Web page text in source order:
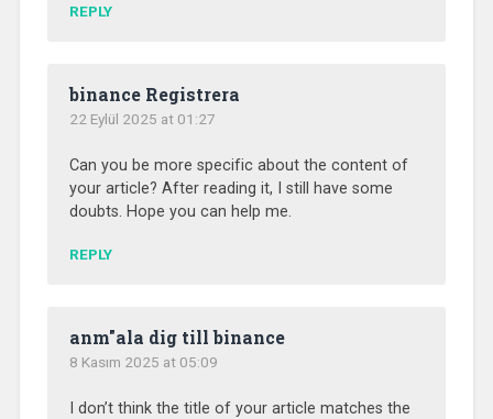
REPLY
binance Registrera
22 Eylül 2025 at 01:27
Can you be more specific about the content of
your article? After reading it, I still have some
doubts. Hope you can help me.
REPLY
anm"ala dig till binance
8 Kasım 2025 at 05:09
I don’t think the title of your article matches the